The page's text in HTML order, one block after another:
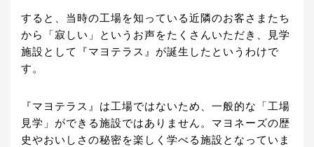
すると、当時の工場を知っている近隣のお客さまたち
から「寂しい」というお声をたくさんいただき、見学
施設として『マヨテラス』が誕生したというわけで
す。
『マヨテラス』は工場ではないため、一般的な「工場
見学」ができる施設ではありません。マヨネーズの歴
史やおいしさの秘密を楽しく学べる施設となっていま